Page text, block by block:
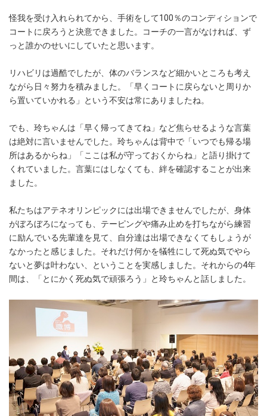
怪我を受け入れられてから、手術をして100％のコンディションで
コートに戻ろうと決意できました。コーチの一言がなければ、ず
っと誰かのせいにしていたと思います。
リハビリは過酷でしたが、体のバランスなど細かいところも考え
ながら日々努力を積みました。「早くコートに戻らないと周りか
ら置いていかれる」という不安は常にありましたね。
でも、玲ちゃんは「早く帰ってきてね」など焦らせるような言葉
は絶対に言いませんでした。玲ちゃんは背中で「いつでも帰る場
所はあるからね」「ここは私が守っておくからね」と語り掛けて
くれていました。言葉にはしなくても、絆を確認することが出来
ました。
私たちはアテネオリンピックには出場できませんでしたが、身体
がぼろぼろになっても、テーピングや痛み止めを打ちながら練習
に励んでいる先輩達を見て、自分達は出場できなくてもしょうが
なかったと感じました。それだけ何かを犠牲にして死ぬ気でやら
ないと夢は叶わない、ということを実感しました。それからの4年
間は、「とにかく死ぬ気で頑張ろう」と玲ちゃんと話しました。